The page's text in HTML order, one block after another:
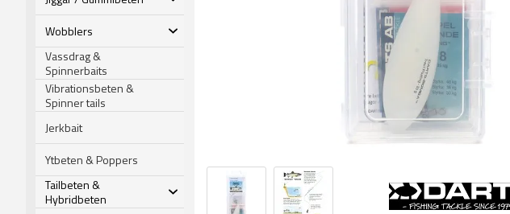
Wobblers
Vassdrag &
Spinnerbaits
Vibrationsbeten &
Spinner tails
Jerkbait
Ytbeten & Poppers
Tailbeten &
Hybridbeten